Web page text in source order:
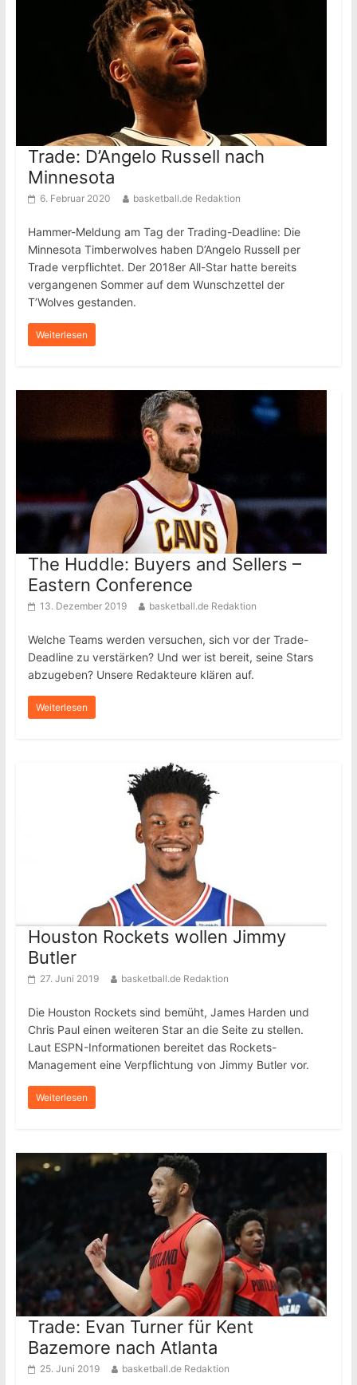
Trade: D’Angelo Russell nach
Minnesota
6. Februar 2020 basketball.de Redaktion
Hammer-Meldung am Tag der Trading-Deadline: Die
Minnesota Timberwolves haben D’Angelo Russell per
Trade verpflichtet. Der 2018er All-Star hatte bereits
vergangenen Sommer auf dem Wunschzettel der
T’Wolves gestanden.
Weiterlesen
The Huddle: Buyers and Sellers –
Eastern Conference
13. Dezember 2019 basketball.de Redaktion
Welche Teams werden versuchen, sich vor der Trade-
Deadline zu verstärken? Und wer ist bereit, seine Stars
abzugeben? Unsere Redakteure klären auf.
Weiterlesen
Houston Rockets wollen Jimmy
Butler
27. Juni 2019 basketball.de Redaktion
Die Houston Rockets sind bemüht, James Harden und
Chris Paul einen weiteren Star an die Seite zu stellen.
Laut ESPN-Informationen bereitet das Rockets-
Management eine Verpflichtung von Jimmy Butler vor.
Weiterlesen
Trade: Evan Turner für Kent
Bazemore nach Atlanta
25. Juni 2019 basketball.de Redaktion